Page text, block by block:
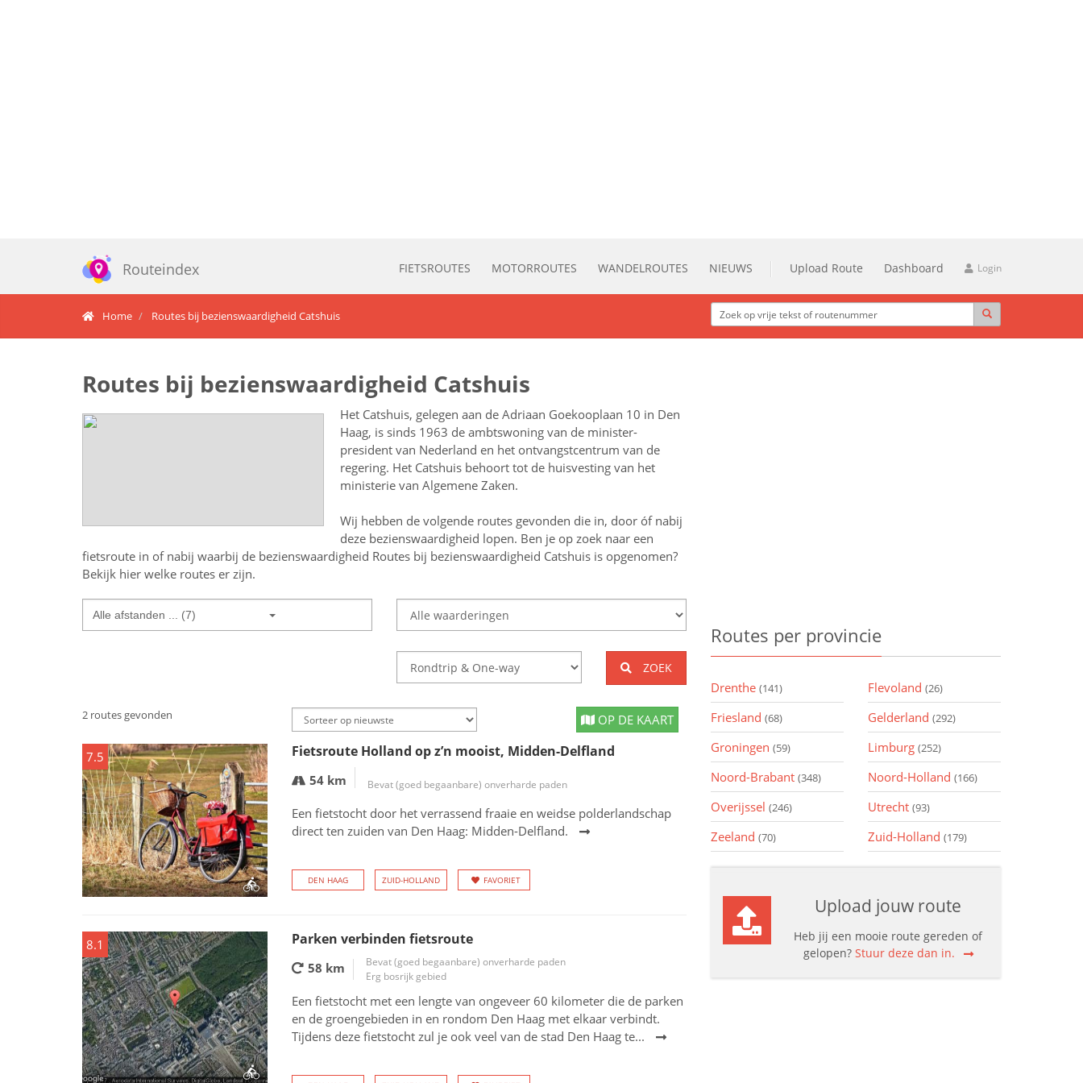
Routeindex FIETSROUTES MOTORROUTES WANDELROUTES NIEUWS Upload Route Dashboard Login
Home Routes bij bezienswaardigheid Catshuis
Routes bij bezienswaardigheid Catshuis
Het Catshuis, gelegen aan de Adriaan Goekooplaan 10 in Den
Haag, is sinds 1963 de ambtswoning van de minister-
president van Nederland en het ontvangstcentrum van de
regering. Het Catshuis behoort tot de huisvesting van het
ministerie van Algemene Zaken.
Wij hebben de volgende routes gevonden die in, door óf nabij
deze bezienswaardigheid lopen. Ben je op zoek naar een
fietsroute in of nabij waarbij de bezienswaardigheid Routes bij bezienswaardigheid Catshuis is opgenomen?
Bekijk hier welke routes er zijn.
Alle afstanden ... (7)
ZOEK
2 routes gevonden OP DE KAART
7.5 Fietsroute Holland op z’n mooist, Midden-Delfland
54 km Bevat (goed begaanbare) onverharde paden
Een fietstocht door het verrassend fraaie en weidse polderlandschap
direct ten zuiden van Den Haag: Midden-Delfland.
DEN HAAG ZUID-HOLLAND FAVORIET
8.1 Parken verbinden fietsroute
58 km
Bevat (goed begaanbare) onverharde paden
Erg bosrijk gebied
Een fietstocht met een lengte van ongeveer 60 kilometer die de parken
en de groengebieden in en rondom Den Haag met elkaar verbindt.
Tijdens deze fietstocht zul je ook veel van de stad Den Haag te...
Routes per provincie
Drenthe (141) Flevoland (26)
Friesland (68) Gelderland (292)
Groningen (59) Limburg (252)
Noord-Brabant (348) Noord-Holland (166)
Overijssel (246) Utrecht (93)
Zeeland (70) Zuid-Holland (179)
Upload jouw route
Heb jij een mooie route gereden of
gelopen? Stuur deze dan in.